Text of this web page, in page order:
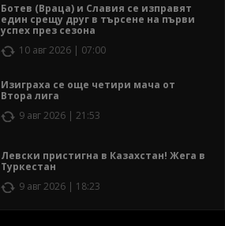
Ботев (Враца) и Славия се изправят
един срещу друг в търсене на първи
успех през сезона
10 авг 2026 | 07:00
Изиграха се още четири мача от
Втора лига
9 авг 2026 | 21:53
Левски пристигна в Казахстан! Жега в
Туркестан
9 авг 2026 | 18:23